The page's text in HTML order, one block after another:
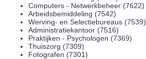
Computers - Netwerkbeheer (7622)
Arbeidsbemiddeling (7542)
Werving- en Selectiebureaus (7539)
Administratiekantoor (7516)
Praktijken - Psychologen (7369)
Thuiszorg (7309)
Fotografen (7301)